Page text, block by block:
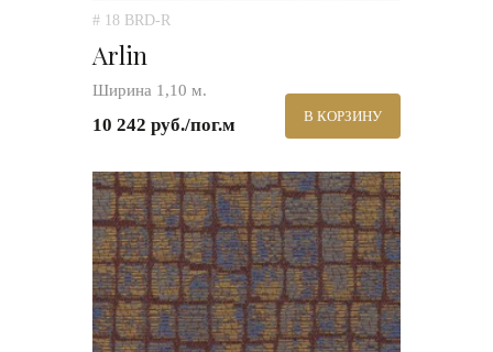
# 18 BRD-R
Arlin
Ширина 1,10 м.
10 242 руб./пог.м В КОРЗИНУ